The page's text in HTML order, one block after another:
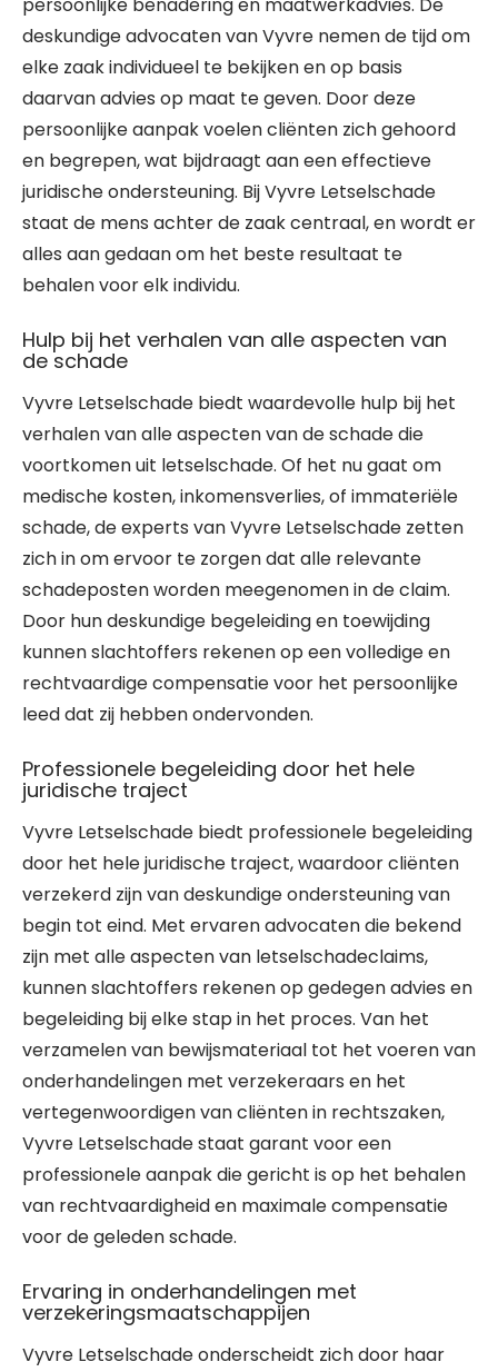
deskundige advocaten van Vyvre nemen de tijd om
elke zaak individueel te bekijken en op basis
daarvan advies op maat te geven. Door deze
persoonlijke aanpak voelen cliënten zich gehoord
en begrepen, wat bijdraagt aan een effectieve
juridische ondersteuning. Bij Vyvre Letselschade
staat de mens achter de zaak centraal, en wordt er
alles aan gedaan om het beste resultaat te
behalen voor elk individu.
Hulp bij het verhalen van alle aspecten van
de schade
Vyvre Letselschade biedt waardevolle hulp bij het
verhalen van alle aspecten van de schade die
voortkomen uit letselschade. Of het nu gaat om
medische kosten, inkomensverlies, of immateriële
schade, de experts van Vyvre Letselschade zetten
zich in om ervoor te zorgen dat alle relevante
schadeposten worden meegenomen in de claim.
Door hun deskundige begeleiding en toewijding
kunnen slachtoffers rekenen op een volledige en
rechtvaardige compensatie voor het persoonlijke
leed dat zij hebben ondervonden.
Professionele begeleiding door het hele
juridische traject
Vyvre Letselschade biedt professionele begeleiding
door het hele juridische traject, waardoor cliënten
verzekerd zijn van deskundige ondersteuning van
begin tot eind. Met ervaren advocaten die bekend
zijn met alle aspecten van letselschadeclaims,
kunnen slachtoffers rekenen op gedegen advies en
begeleiding bij elke stap in het proces. Van het
verzamelen van bewijsmateriaal tot het voeren van
onderhandelingen met verzekeraars en het
vertegenwoordigen van cliënten in rechtszaken,
Vyvre Letselschade staat garant voor een
professionele aanpak die gericht is op het behalen
van rechtvaardigheid en maximale compensatie
voor de geleden schade.
Ervaring in onderhandelingen met
verzekeringsmaatschappijen
Vyvre Letselschade onderscheidt zich door haar